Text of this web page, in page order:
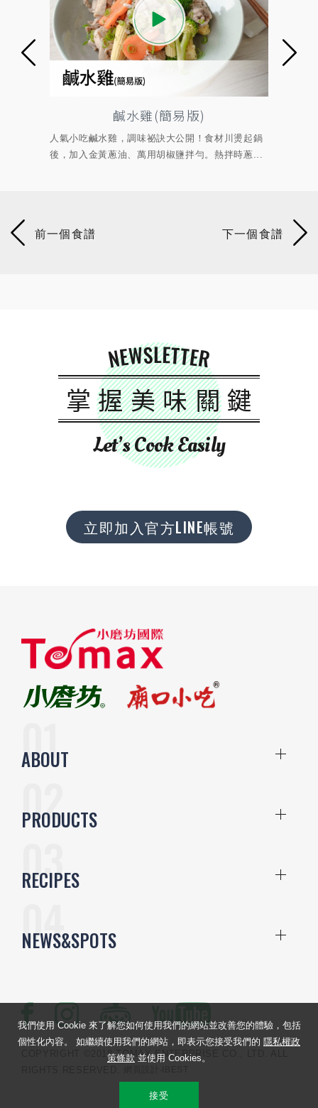
鹹水雞(簡易版)
人氣小吃鹹水雞，調味祕訣大公開！食材川燙起鍋
後，加入金黃蔥油、萬用胡椒鹽拌勻。熱拌時蔥...
NEWSLETTER
掌握美味關鍵
Let’s Cook Easily
立即加入官方LINE帳號
ABOUT
PRODUCTS
RECIPES
NEWS&SPOTS
COPYRIGHT ©2018 TOMAX ENTERPRISE CO., LTD. ALL
我們使用 Cookie 來了解您如何使用我們的網站並改善您的體驗，包括
個性化內容。 如繼續使用我們的網站，即表示您接受我們的 隱私權政
策條款 並使用 Cookies。
接受